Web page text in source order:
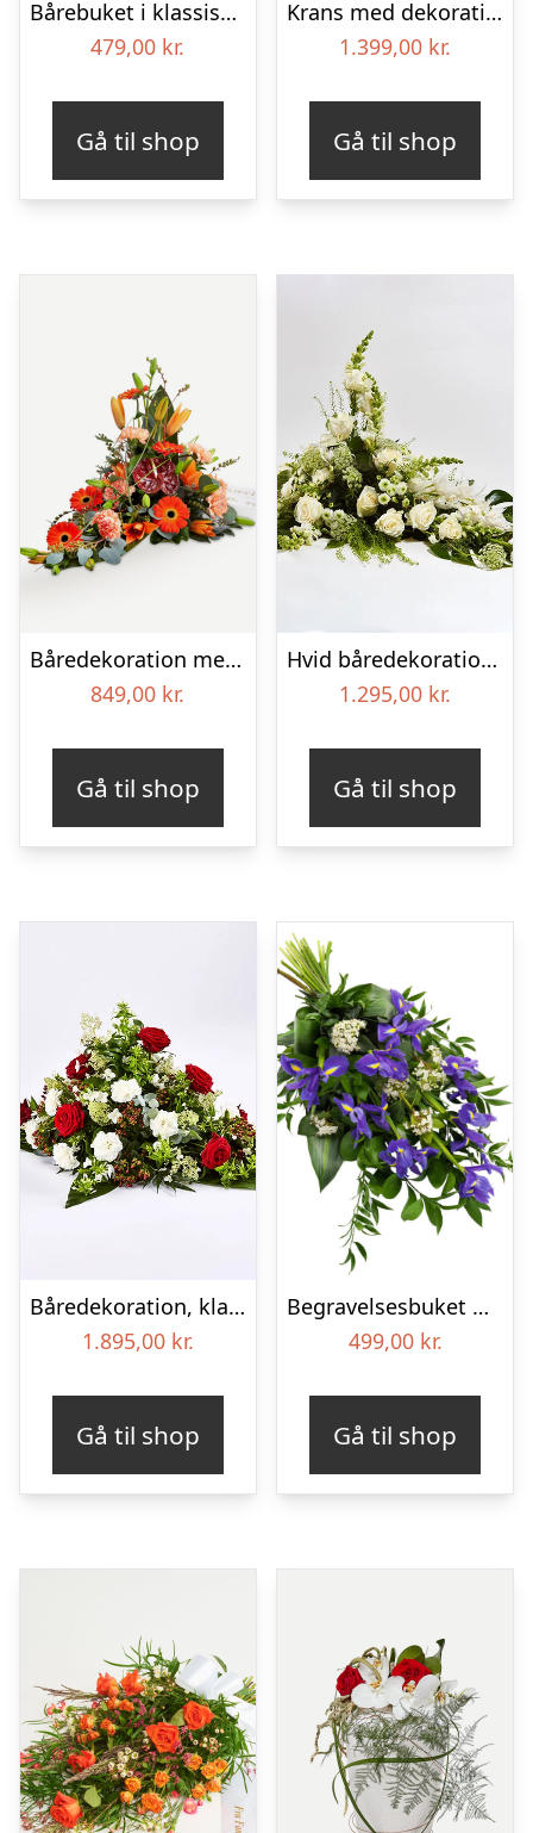
Bårebuket i klassisk stil – hvid
479,00 kr.
Gå til shop
Krans med dekoration i klassisk stil – rød og hvid – med bånd
1.399,00 kr.
Gå til shop
Båredekoration med bånd
849,00 kr.
Gå til shop
Hvid båredekoration – Blomster til begravelse
1.295,00 kr.
Gå til shop
Båredekoration, klassisk – Blomster til begravelse
1.895,00 kr.
Gå til shop
Begravelses­buket med iris
499,00 kr.
Gå til shop